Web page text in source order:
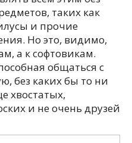
таких как
и прочие
Но это, видимо,
а к софтовикам.
общаться с
без каких бы то ни
хвостатых,
и не очень друзей